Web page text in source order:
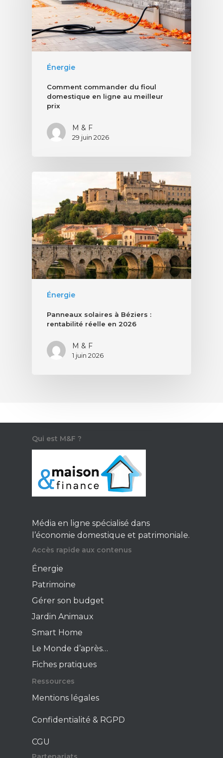
Énergie
Comment commander du fioul
domestique en ligne au meilleur
prix
M & F
29 juin 2026
Énergie
Panneaux solaires à Béziers :
rentabilité réelle en 2026
M & F
1 juin 2026
Qui est M&F ?
Média en ligne spécialisé dans
l’économie domestique et patrimoniale.
Accès rapide aux contenus
Énergie
Patrimoine
Gérer son budget
Jardin Animaux
Smart Home
Le Monde d’après…
Fiches pratiques
Ressources
Mentions légales
Confidentialité & RGPD
CGU